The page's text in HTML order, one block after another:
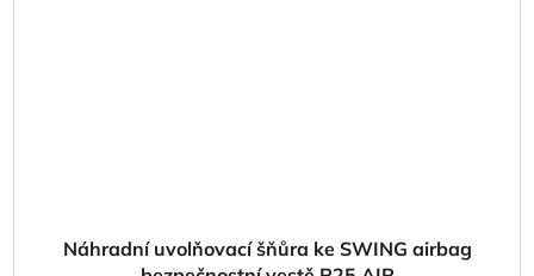
Náhradní uvolňovací šňůra ke SWING airbag